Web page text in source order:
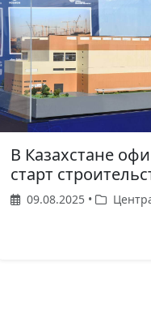
В Казахстане
старт
09.08.2025 •